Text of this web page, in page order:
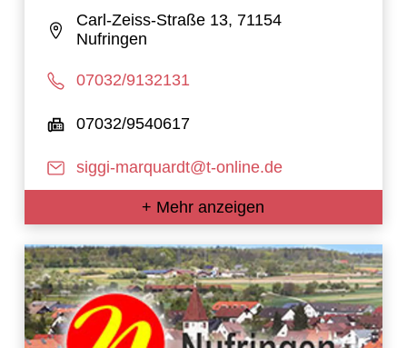
Carl-Zeiss-Straße 13, 71154
Nufringen
07032/9132131
07032/9540617
siggi-marquardt@t-online.de
+ Mehr anzeigen